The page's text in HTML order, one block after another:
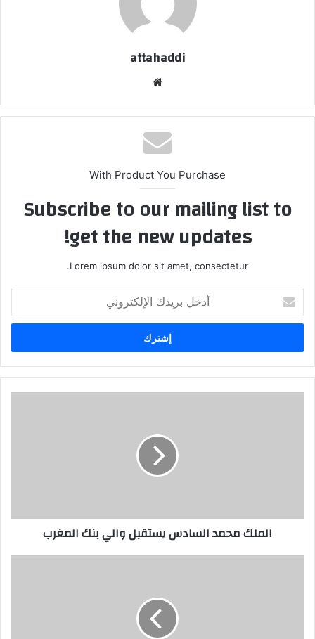
attahaddi
With Product You Purchase
Subscribe to our mailing list to
get the new updates!
Lorem ipsum dolor sit amet, consectetur.
بريدك
الإلكتروني
الملك محمد السادس يستقبل والي بنك المغرب